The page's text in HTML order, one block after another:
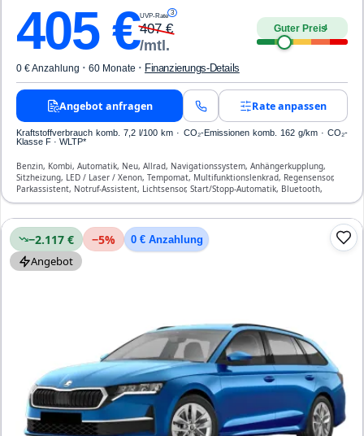
405€UVP-Rate 3
407€
/mtl.
Guter Preis4
0 € Anzahlung · 60 Monate · Finanzierungs-Details
Angebot anfragen Rate anpassen
Kraftstoffverbrauch komb. 7,2 l/100 km · CO₂-Emissionen komb. 162 g/km · CO₂-
Klasse F · WLTP*
Benzin, Kombi, Automatik, Neu, Allrad, Navigationssystem, Anhängerkupplung,
Sitzheizung, LED / Laser / Xenon, Tempomat, Multifunktionslenkrad, Regensensor,
Parkassistent, Notruf-Assistent, Lichtsensor, Start/Stopp-Automatik, Bluetooth,
Freisprecheinrichtung, Verkehrszeichen-Erkennung, ESP, ABS, Klimatisierung, Front-,
−2.117 € −5% 0 € Anzahlung
Angebot